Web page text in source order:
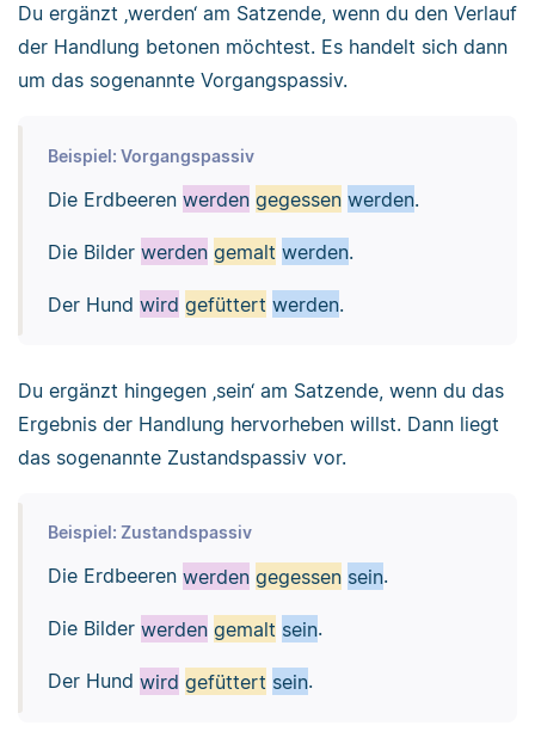
Du ergänzt ‚werden‘ am Satzende, wenn du den Verlauf
der Handlung betonen möchtest. Es handelt sich dann
um das sogenannte Vorgangspassiv.
Beispiel: Vorgangspassiv
Die Erdbeeren werden gegessen werden.
Die Bilder werden gemalt werden.
Der Hund wird gefüttert werden.
Du ergänzt hingegen ‚sein‘ am Satzende, wenn du das
Ergebnis der Handlung hervorheben willst. Dann liegt
das sogenannte Zustandspassiv vor.
Beispiel: Zustandspassiv
Die Erdbeeren werden gegessen sein.
Die Bilder werden gemalt sein.
Der Hund wird gefüttert sein.